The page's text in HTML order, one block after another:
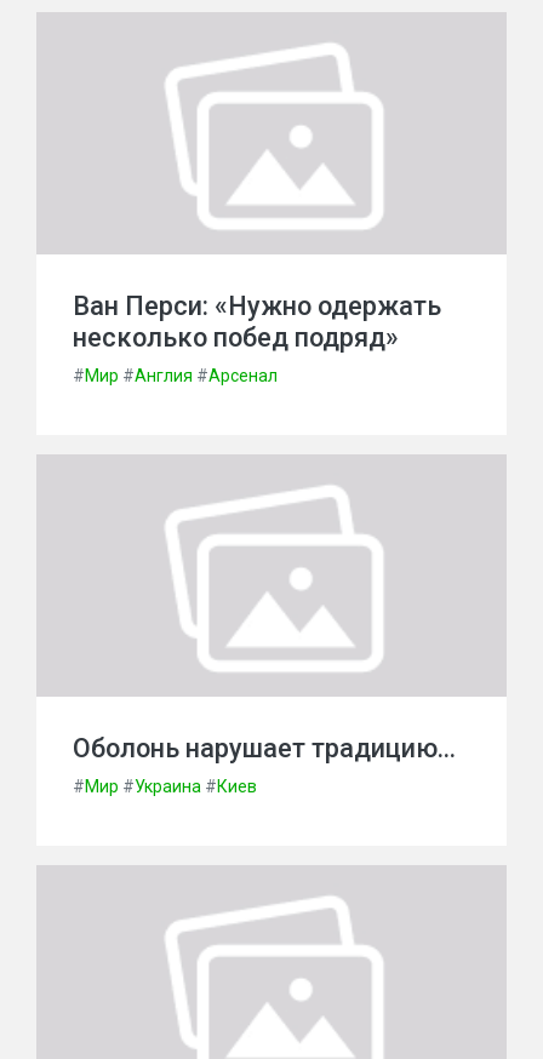
Ван Перси: «Нужно одержать
несколько побед подряд»
#Мир #Англия #Арсенал
Оболонь нарушает традицию…
#Мир #Украина #Киев